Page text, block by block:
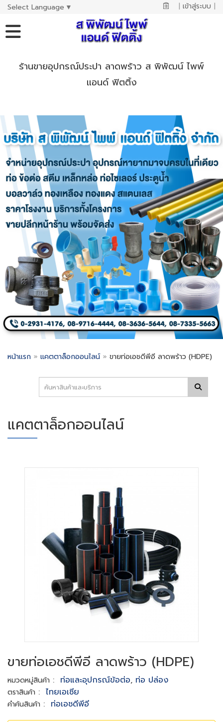
Select Language ▼ | เข้าสู่ระบบ |
ร้านขายอุปกรณ์ประปา ลาดพร้าว ส พิพัฒน์ ไพพ์
แอนด์ ฟิตติ้ง
หน้าแรก » แคตตาล็อกออนไลน์ » ขายท่อเอชดีพีอี ลาดพร้าว (HDPE)
แคตตาล็อกออนไลน์
ขายท่อเอชดีพีอี ลาดพร้าว (HDPE)
หมวดหมู่สินค้า : ท่อและอุปกรณ์ข้อต่อ, ท่อ ปล่อง
ตราสินค้า : ไทยเอเซีย
คำค้นสินค้า : ท่อเอชดีพีอี